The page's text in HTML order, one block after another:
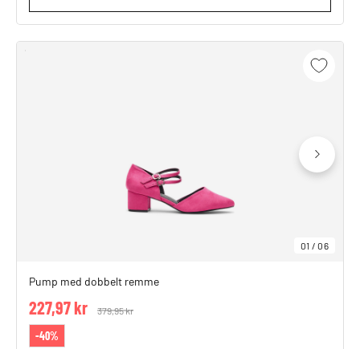
01 /06
Pump med dobbelt remme
Price reduced from
379,95 kr
227,97 kr
-40%